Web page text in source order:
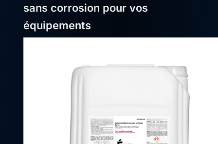
sans corrosion pour vos
équipements